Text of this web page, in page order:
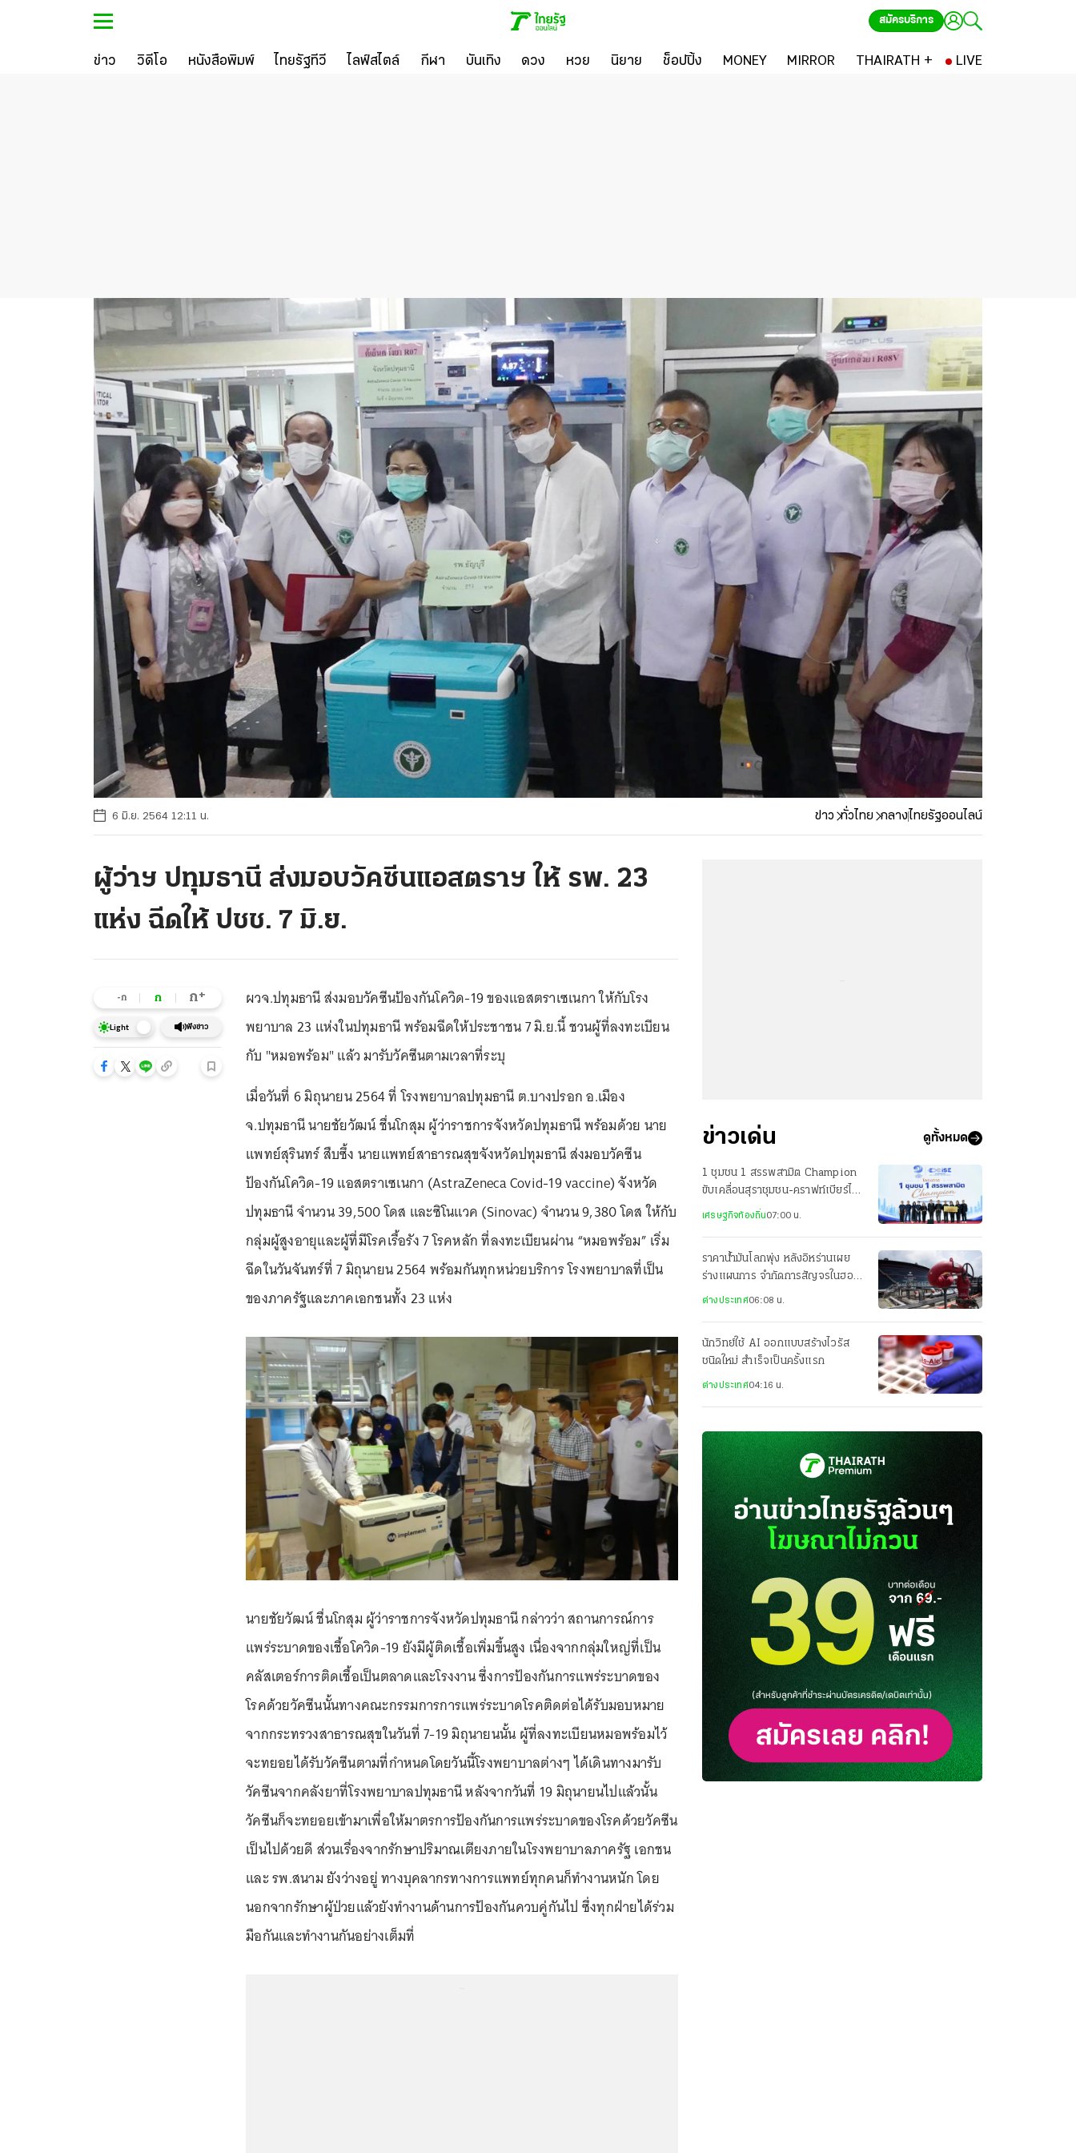
สมัครบริการ
ข่าว วิดีโอ หนังสือพิมพ์ ไทยรัฐทีวี ไลฟ์สไตล์ กีฬา บันเทิง ดวง หวย นิยาย ช็อปปิ้ง MONEY MIRROR THAIRATH + LIVE
6 มิ.ย. 2564 12:11 น. ข่าว ทั่วไทย กลางไทยรัฐออนไลน์
ผู้ว่าฯ ปทุมธานี ส่งมอบวัคซีนแอสตราฯ ให้ รพ. 23
แห่ง ฉีดให้ ปชช. 7 มิ.ย.
-ก ก ก+
Light ฟังข่าว
ผวจ.ปทุมธานี ส่งมอบวัคซีนป้องกันโควิด-19 ของแอสตราเซเนกา ให้กับโรง
พยาบาล 23 แห่งในปทุมธานี พร้อมฉีดให้ประชาชน 7 มิ.ย.นี้ ชวนผู้ที่ลงทะเบียน
กับ "หมอพร้อม" แล้ว มารับวัคซีนตามเวลาที่ระบุ
เมื่อวันที่ 6 มิถุนายน 2564 ที่ โรงพยาบาลปทุมธานี ต.บางปรอก อ.เมือง
จ.ปทุมธานี นายชัยวัฒน์ ชื่นโกสุม ผู้ว่าราชการจังหวัดปทุมธานี พร้อมด้วย นาย
แพทย์สุรินทร์ สืบซึ้ง นายแพทย์สาธารณสุขจังหวัดปทุมธานี ส่งมอบวัคซีน
ป้องกันโควิด-19 แอสตราเซเนกา (AstraZeneca Covid-19 vaccine) จังหวัด
ปทุมธานี จำนวน 39,500 โดส และซิโนแวค (Sinovac) จำนวน 9,380 โดส ให้กับ
กลุ่มผู้สูงอายุและผู้ที่มีโรคเรื้อรัง 7 โรคหลัก ที่ลงทะเบียนผ่าน “หมอพร้อม” เริ่ม
ฉีดในวันจันทร์ที่ 7 มิถุนายน 2564 พร้อมกันทุกหน่วยบริการ โรงพยาบาลที่เป็น
ของภาครัฐและภาคเอกชนทั้ง 23 แห่ง
นายชัยวัฒน์ ชื่นโกสุม ผู้ว่าราชการจังหวัดปทุมธานี กล่าวว่า สถานการณ์การ
แพร่ระบาดของเชื้อโควิด-19 ยังมีผู้ติดเชื้อเพิ่มขึ้นสูง เนื่องจากกลุ่มใหญ่ที่เป็น
คลัสเตอร์การติดเชื้อเป็นตลาดและโรงงาน ซึ่งการป้องกันการแพร่ระบาดของ
โรคด้วยวัคซีนนั้นทางคณะกรรมการการแพร่ระบาดโรคติดต่อได้รับมอบหมาย
จากกระทรวงสาธารณสุขในวันที่ 7-19 มิถุนายนนั้น ผู้ที่ลงทะเบียนหมอพร้อมไว้
จะทยอยได้รับวัคซีนตามที่กำหนดโดยวันนี้โรงพยาบาลต่างๆ ได้เดินทางมารับ
วัคซีนจากคลังยาที่โรงพยาบาลปทุมธานี หลังจากวันที่ 19 มิถุนายนไปแล้วนั้น
วัคซีนก็จะทยอยเข้ามาเพื่อให้มาตรการป้องกันการแพร่ระบาดของโรคด้วยวัคซีน
เป็นไปด้วยดี ส่วนเรื่องจากรักษาปริมาณเตียงภายในโรงพยาบาลภาครัฐ เอกชน
และ รพ.สนาม ยังว่างอยู่ ทางบุคลากรทางการแพทย์ทุกคนก็ทำงานหนัก โดย
นอกจากรักษาผู้ป่วยแล้วยังทำงานด้านการป้องกันควบคู่กันไป ซึ่งทุกฝ่ายได้ร่วม
มือกันและทำงานกันอย่างเต็มที่
ข่าวเด่น ดูทั้งหมด
1 ชุมชน 1 สรรพสามิต Champion
ขับเคลื่อนสุราชุมชน-คราฟท์เบียร์ไทย
สู่ความยั่งยืน
เศรษฐกิจท้องถิ่น07:00 น.
ราคาน้ำมันโลกพุ่ง หลังอิหร่านเผย
ร่างแผนการ จำกัดการสัญจรในฮอร์
มุซ
ต่างประเทศ06:08 น.
นักวิทย์ใช้ AI ออกแบบสร้างไวรัส
ชนิดใหม่ สำเร็จเป็นครั้งแรก
ต่างประเทศ04:16 น.